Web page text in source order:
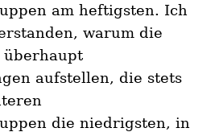
am heftigsten. Ich
warum die
überhaupt
aufstellen, die stets
die niedrigsten, in